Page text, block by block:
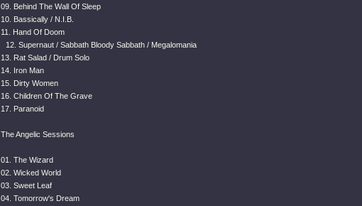
09. Behind The Wall Of Sleep
10. Bassically / N.I.B.
11. Hand Of Doom
12. Supernaut / Sabbath Bloody Sabbath / Megalomania
13. Rat Salad / Drum Solo
14. Iron Man
15. Dirty Women
16. Children Of The Grave
17. Paranoid
The Angelic Sessions
01. The Wizard
02. Wicked World
03. Sweet Leaf
04. Tomorrow's Dream